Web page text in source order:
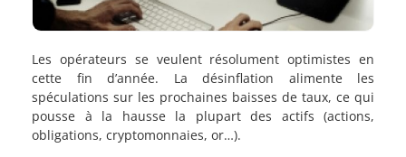
Les opérateurs se veulent résolument optimistes en
cette fin d’année. La désinflation alimente les
spéculations sur les prochaines baisses de taux, ce qui
pousse à la hausse la plupart des actifs (actions,
obligations, cryptomonnaies, or…).